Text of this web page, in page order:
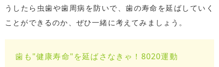
うしたら虫歯や歯周病を防いで、歯の寿命を延ばしていく
ことができるのか、ぜひ一緒に考えてみましょう。
歯も"健康寿命"を延ばさなきゃ！8020運動